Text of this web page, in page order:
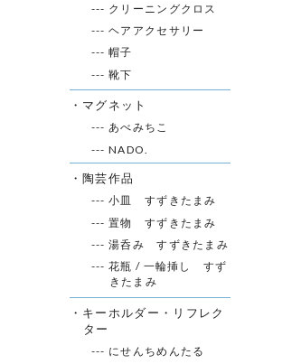
--- クリーニングクロス
--- ヘアアクセサリー
--- 帽子
--- 靴下
・マグネット
--- あべみちこ
--- NADO.
・陶芸作品
--- 小皿 すずきたまみ
--- 置物 すずきたまみ
--- 湯呑み すずきたまみ
--- 花瓶 / 一輪挿し すず
きたまみ
・キーホルダー・リフレク
ター
--- にせんちめんたる